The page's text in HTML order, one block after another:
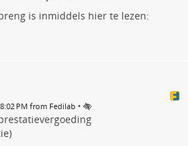
is inmiddels hier te lezen:
PM from Fedilab •